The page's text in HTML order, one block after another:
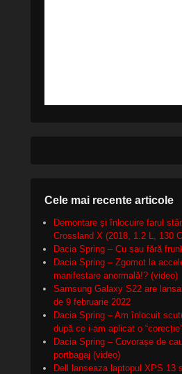
Cele mai recente articole
Demontare și înlocuire farul
Crossland X (2018, 1.2 L, 130
Dacia Spring – Cu sau fără
Dacia Spring – Zgomot la
manifestare anormală!? (video)
Samsung Galaxy S22 are
de 9 februarie 2022
Dacia Spring – Am înlocuit
după ce i-am aplicat o
Dacia Spring – Covorașe de
portbagaj (video)
Dell lanseaza laptopul XPS 13